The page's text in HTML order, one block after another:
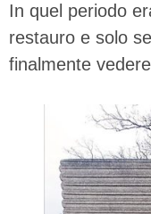
In quel periodo
restauro e solo
finalmente